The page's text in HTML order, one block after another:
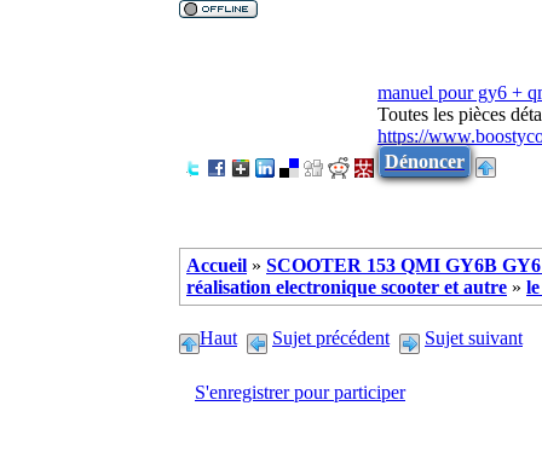
manuel pour gy6 +
Toutes les pièces
https://
Dénoncer
Accueil » SCOOTER 153 QMI GY6B
réalisation electronique scooter et autre »
Haut Sujet précédent Sujet suivant
S'enregistrer pour participer